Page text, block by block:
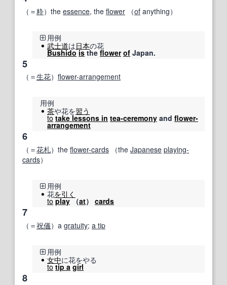
（＝粋）the essence, the flower （of anything）
用例
武士道は日本の花
Bushido istheflower of Japan.
5
（＝生花） flower-arrangement
用例
茶や花を習う
to take lessons in tea-ceremony and flower-
arrangement
6
（＝花札）the flower-cards （the Japanese playing-
cards）
用例
花を引く
to play（at） cards
7
（＝祝儀）a gratuity; a tip
用例
女中に花をやる
to tip a girl
8